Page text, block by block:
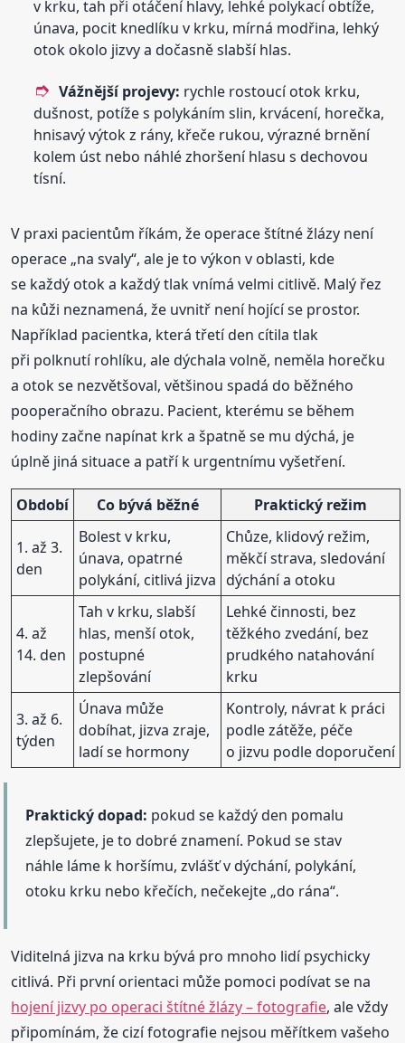
v krku, tah při otáčení hlavy, lehké polykací obtíže,
únava, pocit knedlíku v krku, mírná modřina, lehký
otok okolo jizvy a dočasně slabší hlas.
Vážnější projevy: rychle rostoucí otok krku,
dušnost, potíže s polykáním slin, krvácení, horečka,
hnisavý výtok z rány, křeče rukou, výrazné brnění
kolem úst nebo náhlé zhoršení hlasu s dechovou
tísní.
V praxi pacientům říkám, že operace štítné žlázy není
operace „na svaly“, ale je to výkon v oblasti, kde
se každý otok a každý tlak vnímá velmi citlivě. Malý řez
na kůži neznamená, že uvnitř není hojící se prostor.
Například pacientka, která třetí den cítila tlak
při polknutí rohlíku, ale dýchala volně, neměla horečku
a otok se nezvětšoval, většinou spadá do běžného
pooperačního obrazu. Pacient, kterému se během
hodiny začne napínat krk a špatně se mu dýchá, je
úplně jiná situace a patří k urgentnímu vyšetření.
Období Co bývá běžné Praktický režim
1. až 3.
den
Bolest v krku,
únava, opatrné
polykání, citlivá jizva
Chůze, klidový režim,
měkčí strava, sledování
dýchání a otoku
4. až
14. den
Tah v krku, slabší
hlas, menší otok,
postupné
zlepšování
Lehké činnosti, bez
těžkého zvedání, bez
prudkého natahování
krku
3. až 6.
týden
Únava může
dobíhat, jizva zraje,
ladí se hormony
Kontroly, návrat k práci
podle zátěže, péče
o jizvu podle doporučení
Praktický dopad: pokud se každý den pomalu
zlepšujete, je to dobré znamení. Pokud se stav
náhle láme k horšímu, zvlášť v dýchání, polykání,
otoku krku nebo křečích, nečekejte „do rána“.
Viditelná jizva na krku bývá pro mnoho lidí psychicky
citlivá. Při první orientaci může pomoci podívat se na
hojení jizvy po operaci štítné žlázy – fotografie, ale vždy
připomínám, že cizí fotografie nejsou měřítkem vašeho